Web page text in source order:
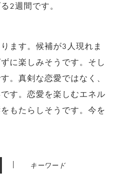
2週間です。
ます。候補が3人現れま
に楽しみそうです。そし
。真剣な恋愛ではなく、
す。恋愛を楽しむエネル
もたらしそうです。今を
| キーワード